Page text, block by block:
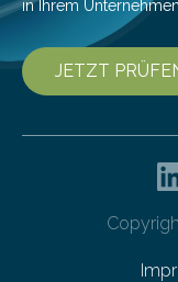
in Ihrem
JETZT